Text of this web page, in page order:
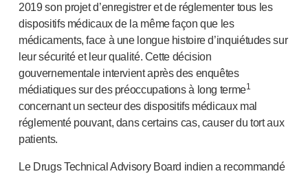
Événements
A propos de nous
Contactez-nous
Notre histoire
2019 son projet d’enregistrer et de réglementer tous les
dispositifs médicaux de la même façon que les
médicaments, face à une longue histoire d’inquiétudes sur
leur sécurité et leur qualité. Cette décision
gouvernementale intervient après des enquêtes
médiatiques sur des préoccupations à long terme1
concernant un secteur des dispositifs médicaux mal
réglementé pouvant, dans certains cas, causer du tort aux
patients.
Le Drugs Technical Advisory Board indien a recommandé